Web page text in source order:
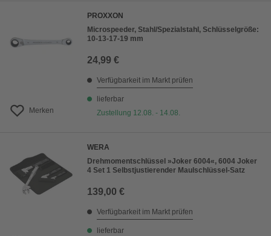
Merken
PROXXON
Microspeeder, Stahl/Spezialstahl, Schlüsselgröße:
10-13-17-19 mm
24,99 €
Verfügbarkeit im Markt prüfen
lieferbar
Zustellung 12.08. - 14.08.
WERA
Drehmomentschlüssel »Joker 6004«, 6004 Joker
4 Set 1 Selbstjustierender Maulschlüssel-Satz
139,00 €
Verfügbarkeit im Markt prüfen
lieferbar